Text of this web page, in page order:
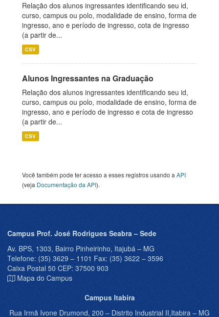
Relação dos alunos ingressantes identificando seu id,
curso, campus ou polo, modalidade de ensino, forma de
ingresso, ano e período de ingresso, cota de ingresso
(a partir de...
CSV
Alunos Ingressantes na Graduação
Relação dos alunos ingressantes identificando seu id,
curso, campus ou polo, modalidade de ensino, forma de
ingresso, ano e período de ingresso e cota de ingresso
(a partir de...
CSV
Você também pode ter acesso a esses registros usando a API
(veja Documentação da API).
Campus Prof. José Rodrigues Seabra – Sede
Av. BPS, 1303, Bairro Pinheirinho, Itajubá – MG
Telefone: (35) 3629 – 1101 Fax: (35) 3622 – 3596
Caixa Postal 50 CEP: 37500 903
Mapa do Campus
Campus Itabira
Rua Irmã Ivone Drumond, 200 – Distrito Industrial II,Itabira – MG